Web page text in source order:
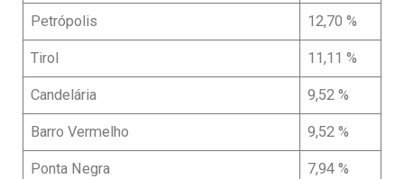
Petrópolis 12,70 %
Tirol 11,11 %
Candelária 9,52 %
Barro Vermelho 9,52 %
Ponta Negra 7,94 %